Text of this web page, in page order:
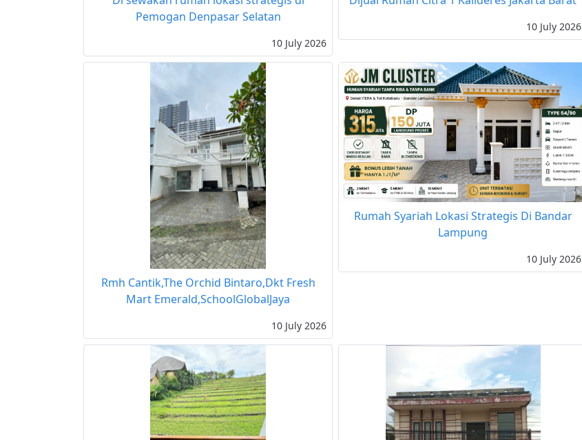
Pemogan Denpasar Selatan
10 July 2026
10 July 2026
Rmh Cantik,The Orchid Bintaro,Dkt Fresh
Mart Emerald,SchoolGlobalJaya
10 July 2026
Rumah Syariah Lokasi Strategis Di Bandar
Lampung
10 July 2026